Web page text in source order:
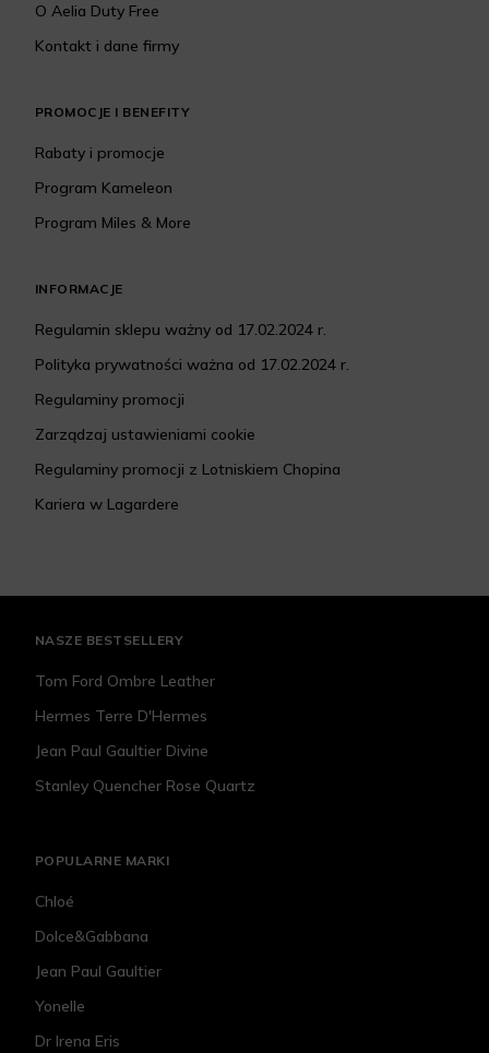
O Aelia Duty Free
Kontakt i dane firmy
PROMOCJE I BENEFITY
Rabaty i promocje
Program Kameleon
Program Miles & More
INFORMACJE
Regulamin sklepu ważny od 17.02.2024 r.
Polityka prywatności ważna od 17.02.2024 r.
Regulaminy promocji
Zarządzaj ustawieniami cookie
Regulaminy promocji z Lotniskiem Chopina
Kariera w Lagardere
NASZE BESTSELLERY
Tom Ford Ombre Leather
Hermes Terre D'Hermes
Jean Paul Gaultier Divine
Stanley Quencher Rose Quartz
POPULARNE MARKI
Chloé
Dolce&Gabbana
Jean Paul Gaultier
Yonelle
Dr Irena Eris